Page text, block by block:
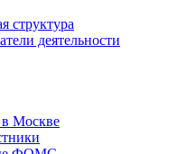
структура
деятельности
Москве